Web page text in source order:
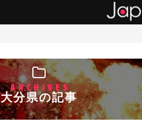
ARCHIVES
大分県の記事